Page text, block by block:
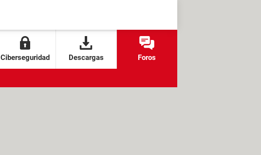
Ciberseguridad Descargas Foros